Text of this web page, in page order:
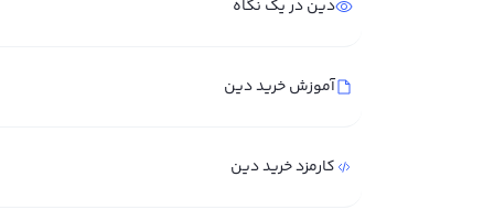
دین در یک نگاه
آموزش خرید دین
کارمزد خرید دین